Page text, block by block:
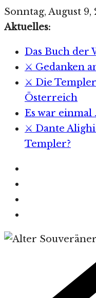
Zum
Inhalt
Sonntag, August 9,
Aktuelles:
Das Buch der
⚔️ Gedanken
⚔️ Die
Österreich
Es war einmal
⚔️ Dante
Templer?